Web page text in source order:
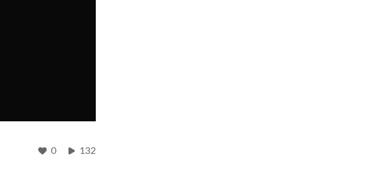
0 132